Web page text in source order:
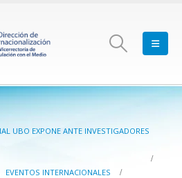
UBO EXPONE ANTE INVESTIGADORES
EVENTOS INTERNACIONALES